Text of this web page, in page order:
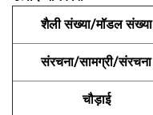
शैली संख्या/मॉडल संख्या
संरचना/सामग्री/संरचना
चौड़ाई